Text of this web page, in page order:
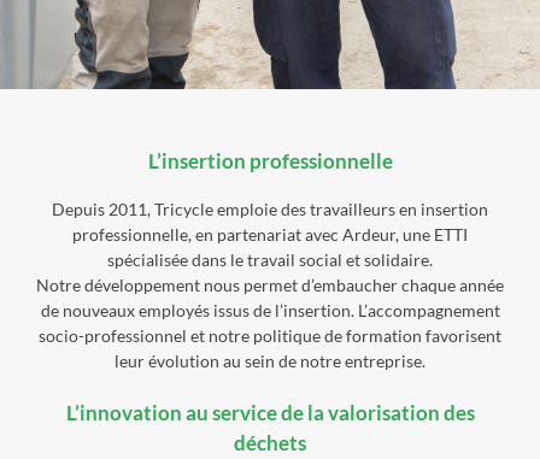
L’insertion professionnelle
Depuis 2011, Tricycle emploie des travailleurs en insertion
professionnelle, en partenariat avec Ardeur, une ETTI
spécialisée dans le travail social et solidaire.
Notre développement nous permet d’embaucher chaque année
de nouveaux employés issus de l’insertion. L’accompagnement
socio-professionnel et notre politique de formation favorisent
leur évolution au sein de notre entreprise.
L’innovation au service de la valorisation des
déchets